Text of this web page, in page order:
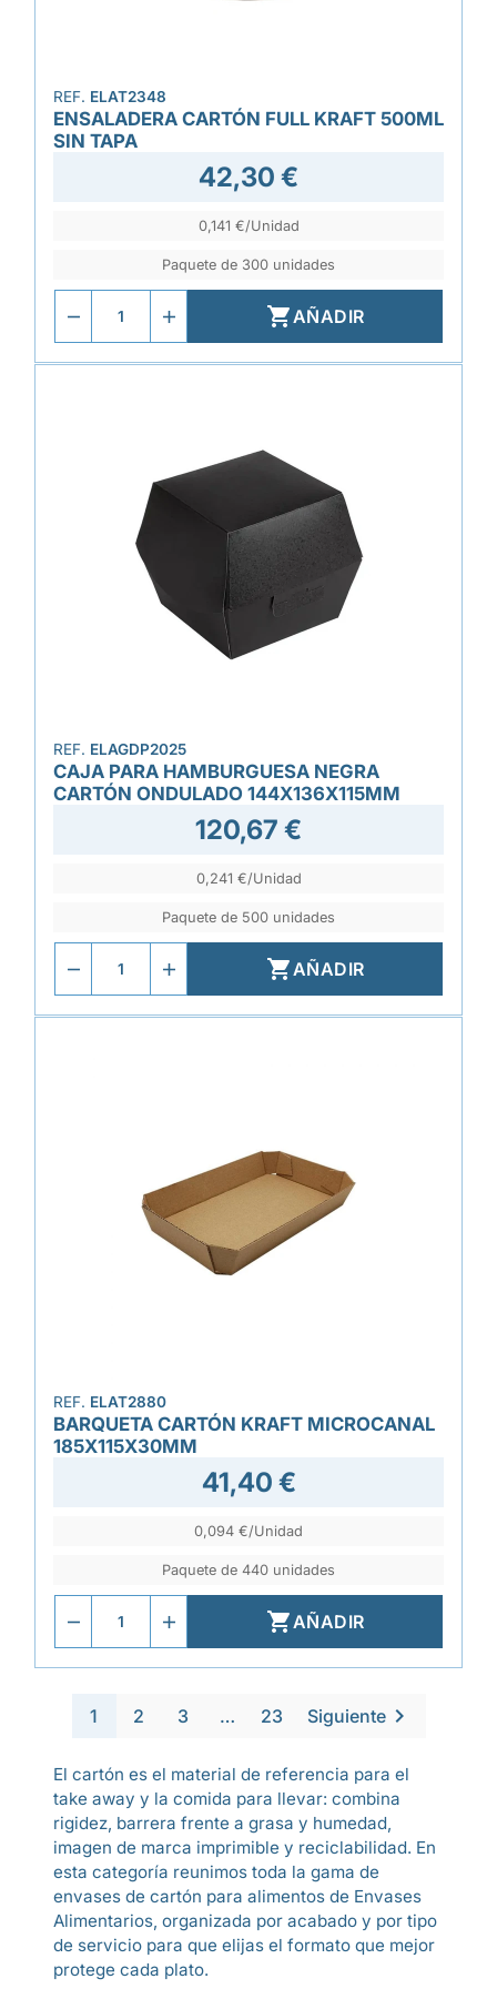
REF. ELAT2348
ENSALADERA CARTÓN FULL KRAFT 500ML
SIN TAPA
42,30 €
0,141 €/Unidad
Paquete de 300 unidades
AÑADIR
REF. ELAGDP2025
CAJA PARA HAMBURGUESA NEGRA
CARTÓN ONDULADO 144X136X115MM
120,67 €
0,241 €/Unidad
Paquete de 500 unidades
AÑADIR
REF. ELAT2880
BARQUETA CARTÓN KRAFT MICROCANAL
185X115X30MM
41,40 €
0,094 €/Unidad
Paquete de 440 unidades
AÑADIR
1 2 3 … 23 Siguiente
El cartón es el material de referencia para el
take away y la comida para llevar: combina
rigidez, barrera frente a grasa y humedad,
imagen de marca imprimible y reciclabilidad. En
esta categoría reunimos toda la gama de
envases de cartón para alimentos de Envases
Alimentarios, organizada por acabado y por tipo
de servicio para que elijas el formato que mejor
protege cada plato.